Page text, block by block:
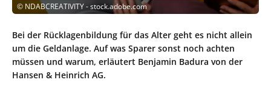
© NDABCREATIVITY - stock.adobe.com
Bei der Rücklagenbildung für das Alter geht es nicht allein
um die Geldanlage. Auf was Sparer sonst noch achten
müssen und warum, erläutert Benjamin Badura von der
Hansen & Heinrich AG.